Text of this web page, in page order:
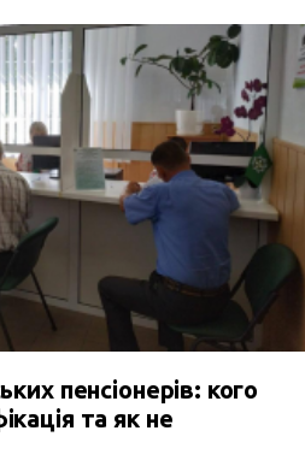
пенсіонерів: кого
та як не